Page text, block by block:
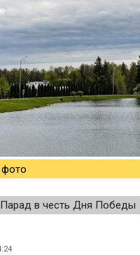
Парад в честь Дня Победы